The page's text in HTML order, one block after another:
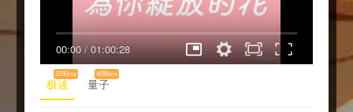
00:00/01:00:28
极速
3290ms
量子
4096ms